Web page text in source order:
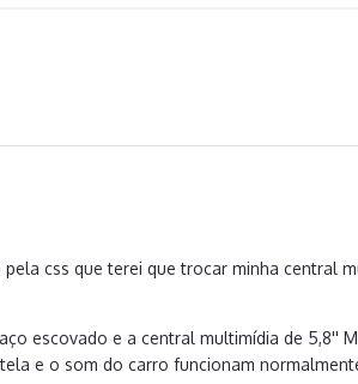
css que terei que trocar minha central
escovado e a central multimídia de 5,8''
e o som do carro funcionam